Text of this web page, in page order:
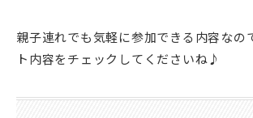
親子連れでも気軽に参加できる内容なの
ト内容をチェックしてくださいね♪